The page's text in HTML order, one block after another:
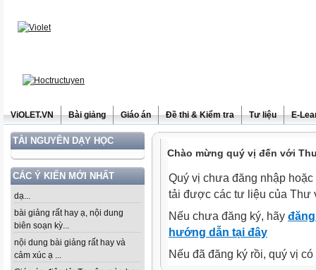
ViOLET.VN Bài giảng Giáo án Đề thi & Kiểm tra Tư liệu E-
TÀI NGUYÊN DẠY HỌC
CÁC Ý KIẾN MỚI NHẤT
dạ...
bài giảng rất hay ạ, nội dung
biên soạn kỳ...
nội dung bài giảng rất hay và
cảm xúc ạ ...
Chào mừng quý vị đến với
Quý vị chưa đăng nhập
tải được các tư liệu của Thư
Nếu chưa đăng ký, hãy
hướng dẫn tại đây
Nếu đã đăng ký rồi, quý vị